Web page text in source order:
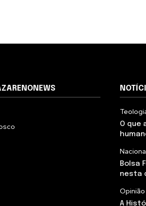
O que
Bolsa
nesta
Opinião
A